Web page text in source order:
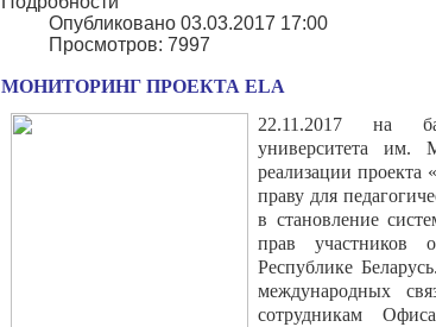
Опубликовано 03.03.2017 17:00
Просмотров: 7997
МОНИТОРИНГ ПРОЕКТА ELA
22.11.2017 на
университета им.
реализации проекта
праву для
в становление
прав участников
Республике
международных
сотрудникам